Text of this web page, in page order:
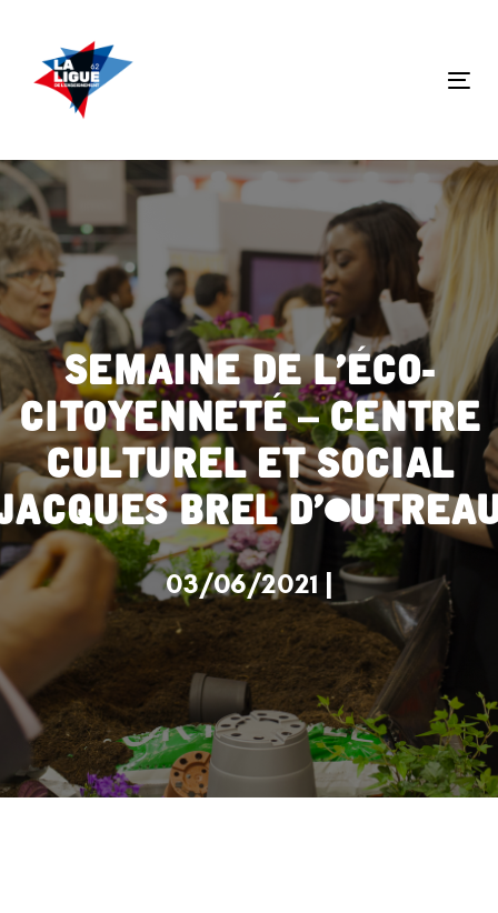
to
primary
navigation
to
content
Semaine de l’éco-
citoyenneté – Centre
Culturel et Social
Brel
03/06/2021 |